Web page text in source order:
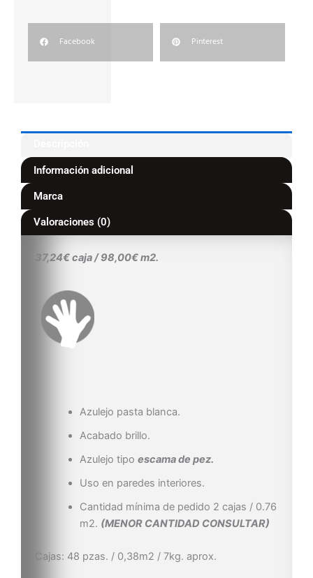
Facebook Pinterest
Información adicional
Marca
Valoraciones (0)
37,24€ caja / 98,00€ m2.
Azulejo pasta blanca.
Acabado brillo.
Azulejo tipo escama de pez.
Uso en paredes interiores.
Cantidad mínima de pedido 2 cajas / 0.76
m2. (MENOR CANTIDAD CONSULTAR)
Cajas: 48 pzas. / 0,38m2 / 7kg. aprox.